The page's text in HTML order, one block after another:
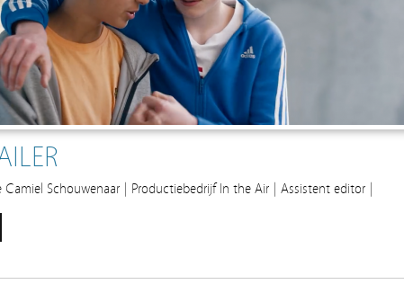
Camiel Schouwenaar | Productiebedrijf In the Air | Assistent editor |